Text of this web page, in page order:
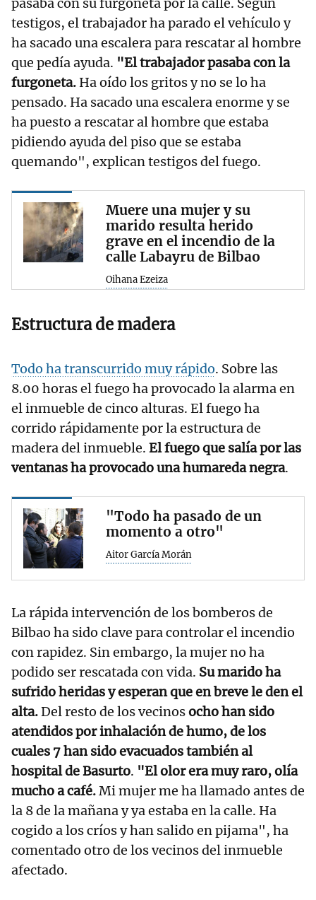
pasaba con su furgoneta por la calle. Según
testigos, el trabajador ha parado el vehículo y
ha sacado una escalera para rescatar al hombre
que pedía ayuda. "El trabajador pasaba con la
furgoneta. Ha oído los gritos y no se lo ha
pensado. Ha sacado una escalera enorme y se
ha puesto a rescatar al hombre que estaba
pidiendo ayuda del piso que se estaba
quemando", explican testigos del fuego.
Muere una mujer y su
marido resulta herido
grave en el incendio de la
calle Labayru de Bilbao
Oihana Ezeiza
Estructura de madera
Todo ha transcurrido muy rápido. Sobre las
8.00 horas el fuego ha provocado la alarma en
el inmueble de cinco alturas. El fuego ha
corrido rápidamente por la estructura de
madera del inmueble. El fuego que salía por las
ventanas ha provocado una humareda negra.
"Todo ha pasado de un
momento a otro"
Aitor García Morán
La rápida intervención de los bomberos de
Bilbao ha sido clave para controlar el incendio
con rapidez. Sin embargo, la mujer no ha
podido ser rescatada con vida. Su marido ha
sufrido heridas y esperan que en breve le den el
alta. Del resto de los vecinosocho han sido
atendidos por inhalación de humo, de los
cuales 7 han sido evacuados también al
hospital de Basurto. "El olor era muy raro, olía
mucho a café. Mi mujer me ha llamado antes de
la 8 de la mañana y ya estaba en la calle. Ha
cogido a los críos y han salido en pijama", ha
comentado otro de los vecinos del inmueble
afectado.